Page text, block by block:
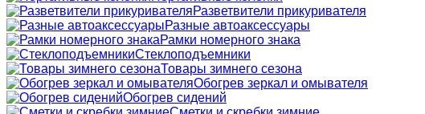
Разветвители прикуривателя
Разные автоаксессуары
Рамки номерного знака
Стеклоподъемники
Товары зимнего сезона
Обогрев зеркал и омывателя
Обогрев сидений